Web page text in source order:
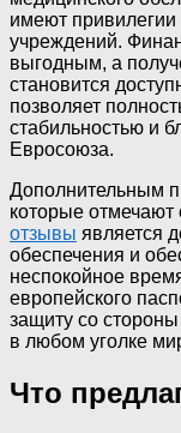
имеют привилегии
учреждений.
выгодным, а
становится
позволяет
стабильностью и
Евросоюза.
Дополнительным
которые
отзывы является
обеспечения и
неспокойное
европейского
защиту со
в любом уголке
Что